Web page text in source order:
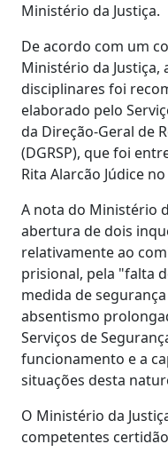
Ministério da Justiça.
De acordo com um
Ministério da Justiça,
disciplinares foi
elaborado pelo
da Direção-Geral de
(DGRSP), que foi
Rita Alarcão Júdice
A nota do Ministério
abertura de dois
relativamente ao
prisional, pela "falta
medida de
absentismo
Serviços de
funcionamento e a
situações desta
O Ministério da
competentes